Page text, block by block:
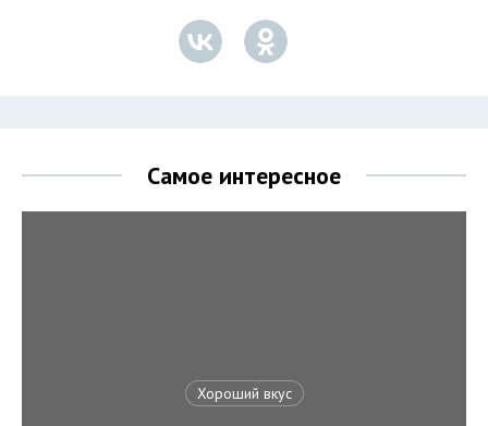
Самое интересное
Хороший вкус